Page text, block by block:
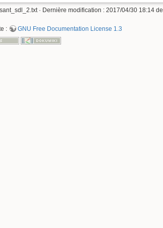
· Dernière modification : 2017/04/30 18:14 de
: GNU Free Documentation License 1.3